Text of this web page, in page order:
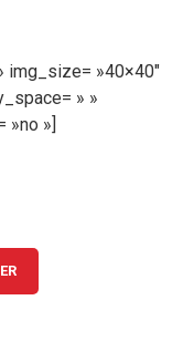
img_size= »40×40″
» »
»no »]